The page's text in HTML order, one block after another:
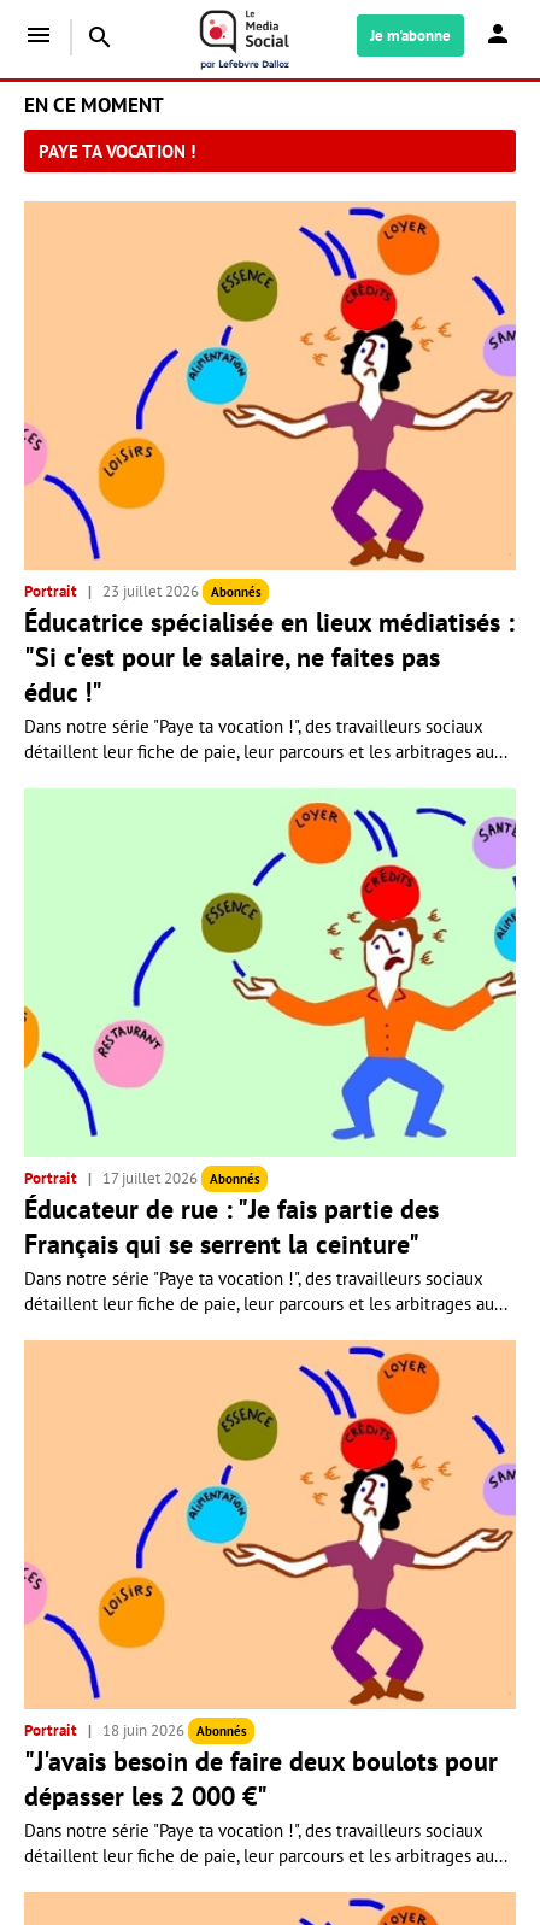
menu search Je m'abonne
EN CE MOMENT
PAYE TA VOCATION !
Portrait 23 juillet 2026 Abonnés
Éducatrice spécialisée en lieux médiatisés :
"Si c'est pour le salaire, ne faites pas
éduc !"
Dans notre série "Paye ta vocation !", des travailleurs sociaux
détaillent leur fiche de paie, leur parcours et les arbitrages au...
Portrait 17 juillet 2026 Abonnés
Éducateur de rue : "Je fais partie des
Français qui se serrent la ceinture"
Dans notre série "Paye ta vocation !", des travailleurs sociaux
détaillent leur fiche de paie, leur parcours et les arbitrages au...
Portrait 18 juin 2026 Abonnés
"J'avais besoin de faire deux boulots pour
dépasser les 2 000 €"
Dans notre série "Paye ta vocation !", des travailleurs sociaux
détaillent leur fiche de paie, leur parcours et les arbitrages au...